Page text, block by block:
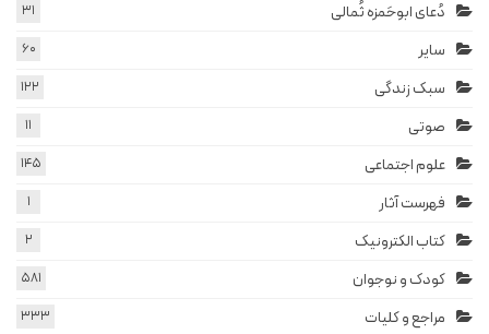
دُعای ابوحَمزه ثُمالی 31
سایر 60
سبک زندگی 122
صوتی 11
علوم اجتماعی 145
فهرست آثار 1
کتاب الکترونیک 2
کودک و نوجوان 581
مراجع و کلیات 333